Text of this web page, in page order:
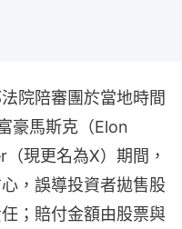
院陪審團於當地時間
豪馬斯克（Elon
現更名為X）期間，
，誤導投資者拋售股
；賠付金額由股票與